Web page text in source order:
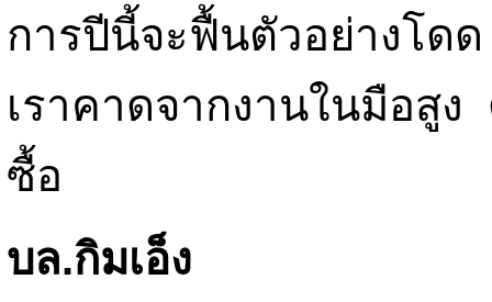
การปีนี้จะฟื้นตัวอย่างโด
เราคาดจากงานในมือสู
ซื้อ
บล.กิมเอ็ง